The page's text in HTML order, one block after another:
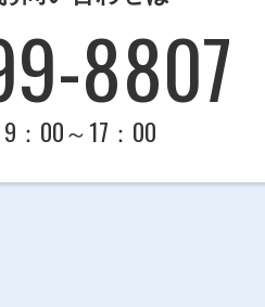
8807
：00～17：00